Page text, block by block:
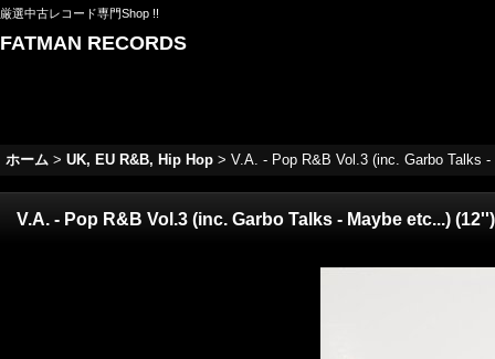
厳選中古レコード専門Shop !!
FATMAN RECORDS
ホーム > UK, EU R&B, Hip Hop > V.A. - Pop R&B Vol.3 (inc. Garbo Talks
V.A. - Pop R&B Vol.3 (inc. Garbo Talks - Maybe etc...) (12'')